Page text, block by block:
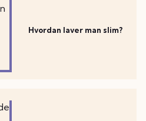
Hvordan laver man slim?